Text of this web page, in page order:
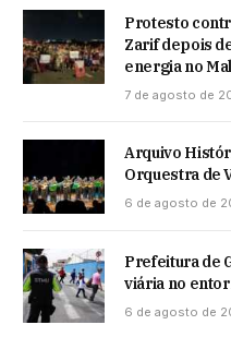
Protesto
Zarif depois
energia no
7 de agosto de
Arquivo
Orquestra de
6 de agosto de
Prefeitura de
viária no
6 de agosto de